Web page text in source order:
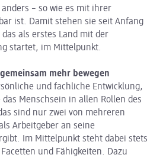
– so wie es mit ihrer
ist. Damit stehen sie seit Anfang
als erstes Land mit der
startet, im Mittelpunkt.
mehr bewegen
und fachliche Entwicklung,
Menschsein in allen Rollen des
sind nur zwei von mehreren
Arbeitgeber an seine
Im Mittelpunkt steht dabei stets
und Fähigkeiten. Dazu